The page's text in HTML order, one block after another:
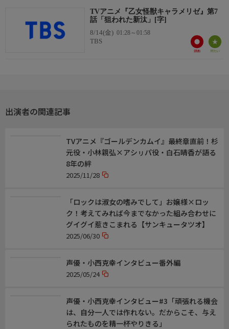
○オープニングテーマ
監督:大峰輝之
プロデュース:グッドスマイルフィルム
アニメーション制作:ライデンフィルム
TVアニメ『乙女怪獣キャラメリゼ』第7
話「狙われた新汰」[字]
8/14(金) 01:28～01:58
TBS
出演者の関連記事
TVアニメ『ゴールデンカムイ』最終章直前！杉
元役・小林親弘×アシㇼパ役・白石晴香が語る
8年の絆
2025/11/28
「ロックは淑女の嗜みでして」お嬢様×ロッ
ク！考えてみれば今までなかった組み合わせに
グイグイ惹きこまれる【サンキュータツオ】
2025/06/30
声優・小西克幸インタビュー番外編
2025/05/24
声優・小西克幸インタビュー#3「頑張れる機会
は、自分一人では作れない。だからこそ、与え
られたものを精一杯やりきる」